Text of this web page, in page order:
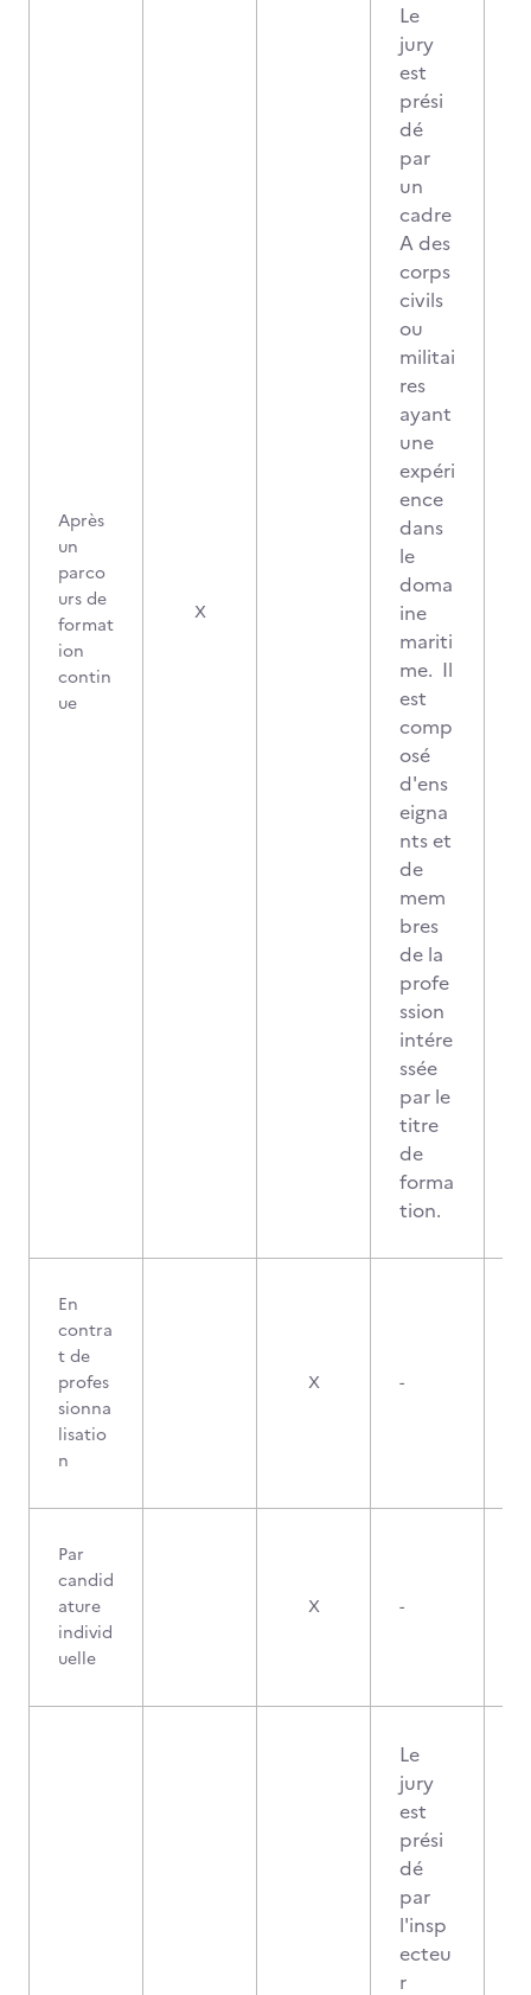
Après
un
parco
urs de
format
ion
contin
ue
X
Le
jury
est
prési
dé
par
un
cadre
A des
corps
civils
ou
militai
res
ayant
une
expéri
ence
dans
le
doma
ine
mariti
me. Il
est
comp
osé
d'ens
eigna
nts et
de
mem
bres
de la
profe
ssion
intére
ssée
par le
titre
de
forma
tion.
En
contra
t de
profes
sionna
lisatio
n
X -
Par
candid
ature
individ
uelle
X -
Le
jury
est
prési
dé
par
l'insp
ecteu
r